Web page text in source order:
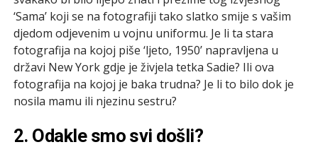
‘Sama’ koji se na fotografiji tako slatko smije s vašim
djedom odjevenim u vojnu uniformu. Je li ta stara
fotografija na kojoj piše ‘ljeto, 1950’ napravljena u
državi New York gdje je živjela tetka Sadie? Ili ova
fotografija na kojoj je baka trudna? Je li to bilo dok je
nosila mamu ili njezinu sestru?
2. Odakle smo svi došli?